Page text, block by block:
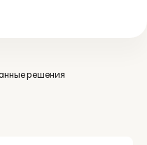
решения